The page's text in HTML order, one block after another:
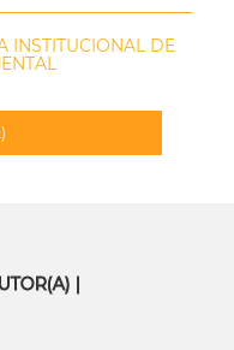
INSTITUCIONAL DE
|